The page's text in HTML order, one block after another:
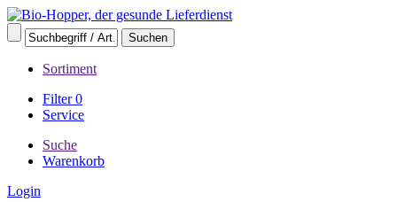
Sortiment
Filter0
Service
Suche
Warenkorb
Login